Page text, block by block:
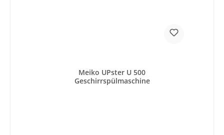
Meiko UPster U 500
Geschirrspülmaschine